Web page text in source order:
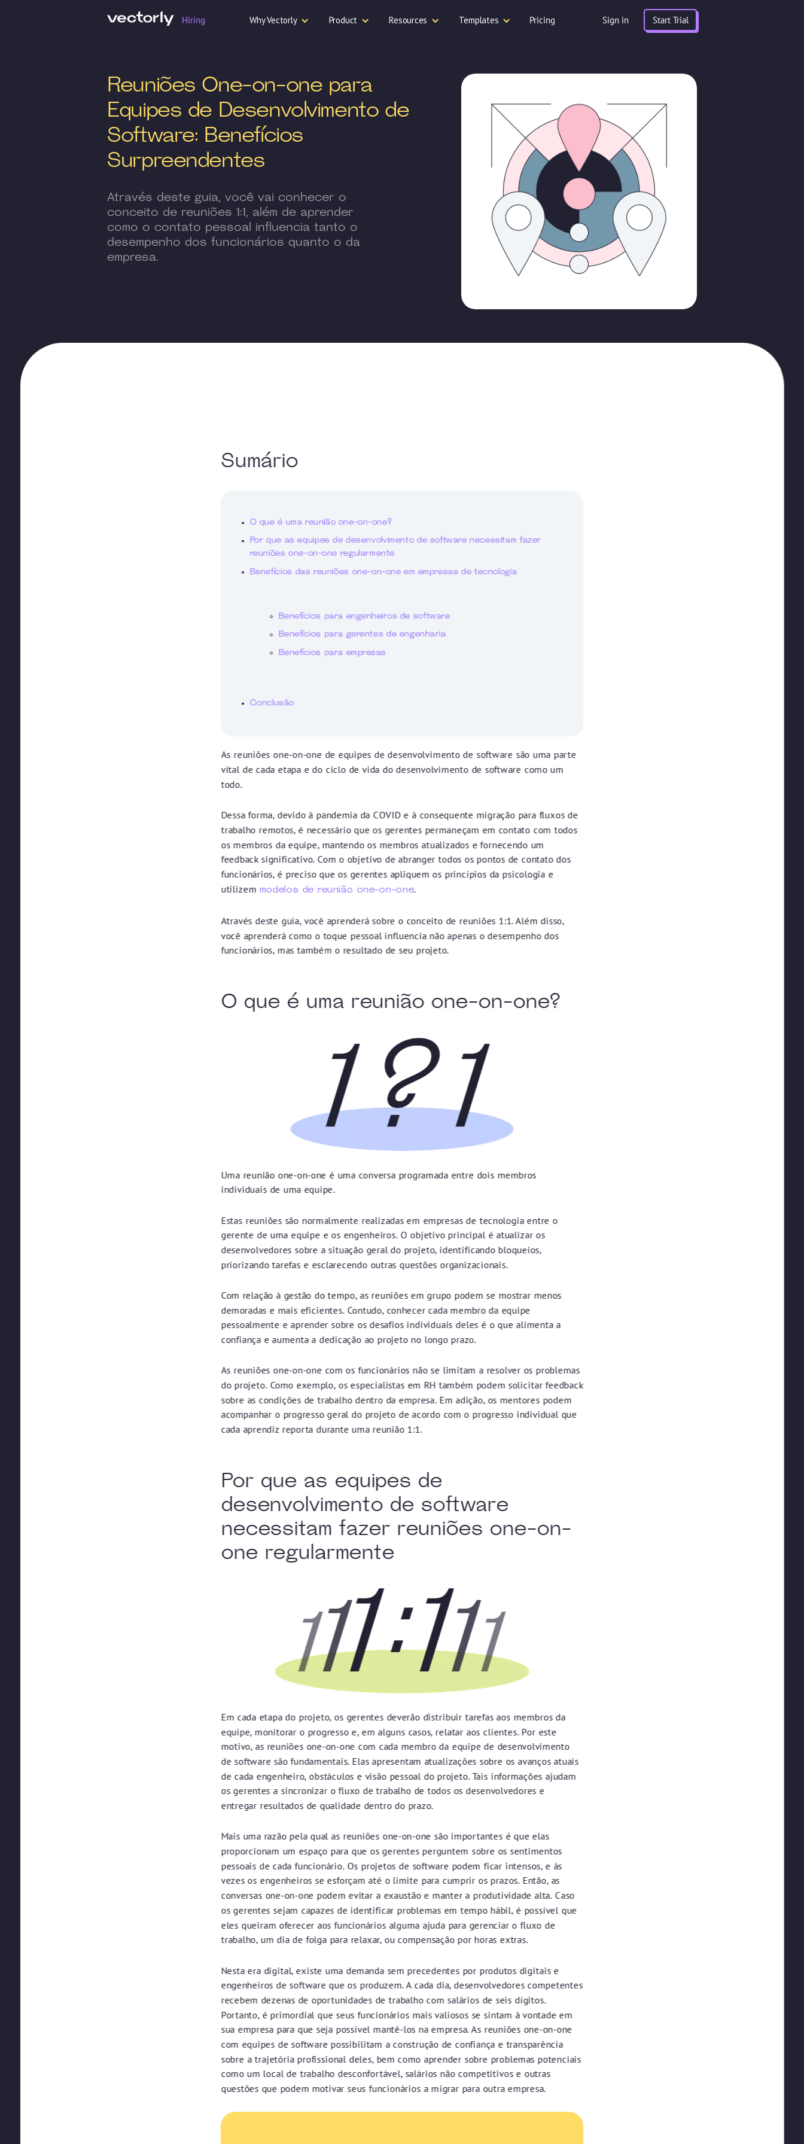
Hiring Why Vectorly Product Resources Templates Pricing Sign in Start Trial
Reuniões One-on-one para
Equipes de Desenvolvimento de
Software: Benefícios
Surpreendentes
Através deste guia, você vai conhecer o
conceito de reuniões 1:1, além de aprender
como o contato pessoal influencia tanto o
desempenho dos funcionários quanto o da
empresa.
Sumário
O que é uma reunião one-on-one?
Por que as equipes de desenvolvimento de software necessitam fazer
reuniões one-on-one regularmente
Benefícios das reuniões one-on-one em empresas de tecnologia
Benefícios para engenheiros de software
Benefícios para gerentes de engenharia
Benefícios para empresas
Conclusão
As reuniões one-on-one de equipes de desenvolvimento de software são uma parte
vital de cada etapa e do ciclo de vida do desenvolvimento de software como um
todo.
Dessa forma, devido à pandemia da COVID e à consequente migração para fluxos de
trabalho remotos, é necessário que os gerentes permaneçam em contato com todos
os membros da equipe, mantendo os membros atualizados e fornecendo um
feedback significativo. Com o objetivo de abranger todos os pontos de contato dos
funcionários, é preciso que os gerentes apliquem os princípios da psicologia e
utilizem modelos de reunião one-on-one.
Através deste guia, você aprenderá sobre o conceito de reuniões 1:1. Além disso,
você aprenderá como o toque pessoal influencia não apenas o desempenho dos
funcionários, mas também o resultado de seu projeto.
O que é uma reunião one-on-one?
Uma reunião one-on-one é uma conversa programada entre dois membros
individuais de uma equipe.
Estas reuniões são normalmente realizadas em empresas de tecnologia entre o
gerente de uma equipe e os engenheiros. O objetivo principal é atualizar os
desenvolvedores sobre a situação geral do projeto, identificando bloqueios,
priorizando tarefas e esclarecendo outras questões organizacionais.
Com relação à gestão do tempo, as reuniões em grupo podem se mostrar menos
demoradas e mais eficientes. Contudo, conhecer cada membro da equipe
pessoalmente e aprender sobre os desafios individuais deles é o que alimenta a
confiança e aumenta a dedicação ao projeto no longo prazo.
As reuniões one-on-one com os funcionários não se limitam a resolver os problemas
do projeto. Como exemplo, os especialistas em RH também podem solicitar feedback
sobre as condições de trabalho dentro da empresa. Em adição, os mentores podem
acompanhar o progresso geral do projeto de acordo com o progresso individual que
cada aprendiz reporta durante uma reunião 1:1.
Por que as equipes de
desenvolvimento de software
necessitam fazer reuniões one-on-
one regularmente
Em cada etapa do projeto, os gerentes deverão distribuir tarefas aos membros da
equipe, monitorar o progresso e, em alguns casos, relatar aos clientes. Por este
motivo, as reuniões one-on-one com cada membro da equipe de desenvolvimento
de software são fundamentais. Elas apresentam atualizações sobre os avanços atuais
de cada engenheiro, obstáculos e visão pessoal do projeto. Tais informações ajudam
os gerentes a sincronizar o fluxo de trabalho de todos os desenvolvedores e
entregar resultados de qualidade dentro do prazo.
Mais uma razão pela qual as reuniões one-on-one são importantes é que elas
proporcionam um espaço para que os gerentes perguntem sobre os sentimentos
pessoais de cada funcionário. Os projetos de software podem ficar intensos, e às
vezes os engenheiros se esforçam até o limite para cumprir os prazos. Então, as
conversas one-on-one podem evitar a exaustão e manter a produtividade alta. Caso
os gerentes sejam capazes de identificar problemas em tempo hábil, é possível que
eles queiram oferecer aos funcionários alguma ajuda para gerenciar o fluxo de
trabalho, um dia de folga para relaxar, ou compensação por horas extras.
Nesta era digital, existe uma demanda sem precedentes por produtos digitais e
engenheiros de software que os produzem. A cada dia, desenvolvedores competentes
recebem dezenas de oportunidades de trabalho com salários de seis dígitos.
Portanto, é primordial que seus funcionários mais valiosos se sintam à vontade em
sua empresa para que seja possível mantê-los na empresa. As reuniões one-on-one
com equipes de software possibilitam a construção de confiança e transparência
sobre a trajetória profissional deles, bem como aprender sobre problemas potenciais
como um local de trabalho desconfortável, salários não competitivos e outras
questões que podem motivar seus funcionários a migrar para outra empresa.